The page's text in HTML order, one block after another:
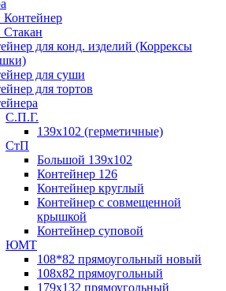
для конд. изделий (Коррексы
для суши
для тортов
С.П.Г.
139х102 (герметичные)
СтП
Большой 139х102
Контейнер 126
Контейнер круглый
Контейнер с совмещенной
крышкой
Контейнер суповой
ЮМТ
108*82 прямоугольный новый
108х82 прямоугольный
179х132 прямоугольный